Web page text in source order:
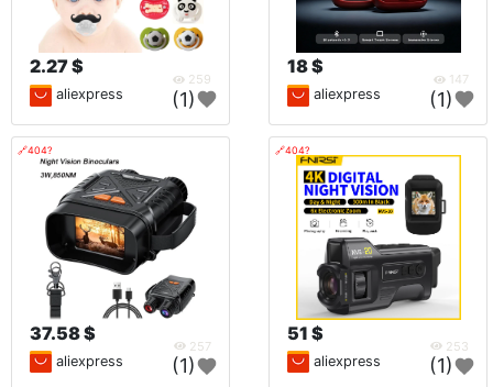
2.27 $
259
aliexpress (1)
18 $
147
aliexpress (1)
🔗404?
37.58 $
257
aliexpress (1)
🔗404?
51 $
253
aliexpress (1)